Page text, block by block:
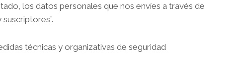
los datos personales que nos envíes a través de
técnicas y organizativas de seguridad